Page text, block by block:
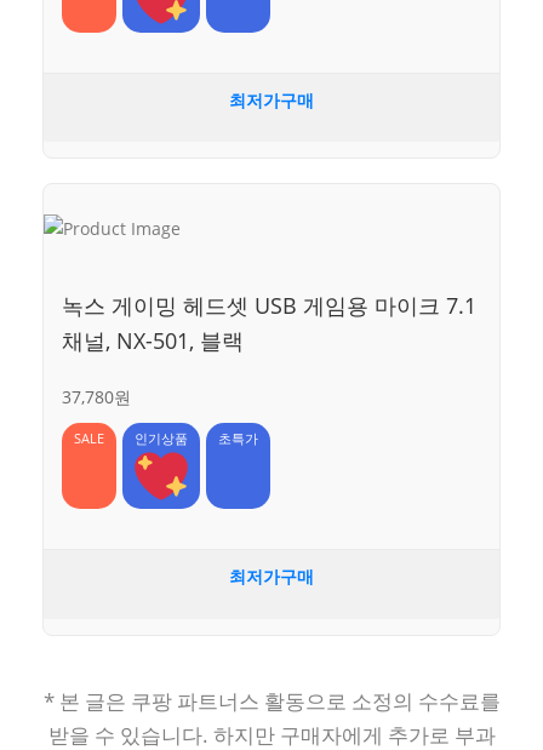
최저가구매
녹스 게이밍 헤드셋 USB 게임용 마이크 7.1
채널, NX-501, 블랙
37,780원
SALE 인기상품 초특가
최저가구매
* 본 글은 쿠팡 파트너스 활동으로 소정의 수수료를
받을 수 있습니다. 하지만 구매자에게 추가로 부과